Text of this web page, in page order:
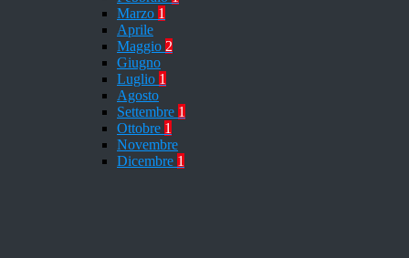
Marzo 1
Aprile
Maggio 2
Giugno
Luglio 1
Agosto
Settembre 1
Ottobre 1
Novembre
Dicembre 1